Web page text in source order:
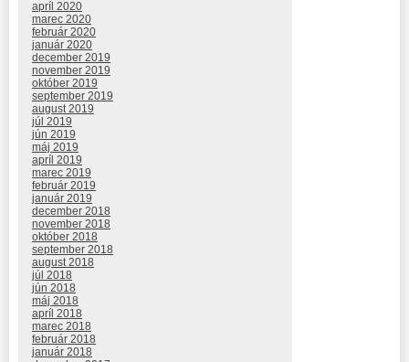
apríl 2020
marec 2020
február 2020
január 2020
december 2019
november 2019
október 2019
september 2019
august 2019
júl 2019
jún 2019
máj 2019
apríl 2019
marec 2019
február 2019
január 2019
december 2018
november 2018
október 2018
september 2018
august 2018
júl 2018
jún 2018
máj 2018
apríl 2018
marec 2018
február 2018
január 2018